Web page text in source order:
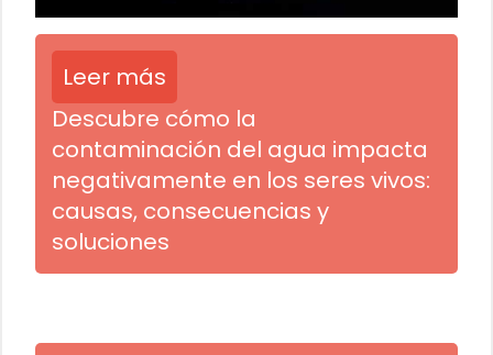
Leer más
Descubre cómo la
contaminación del agua impacta
negativamente en los seres vivos:
causas, consecuencias y
soluciones